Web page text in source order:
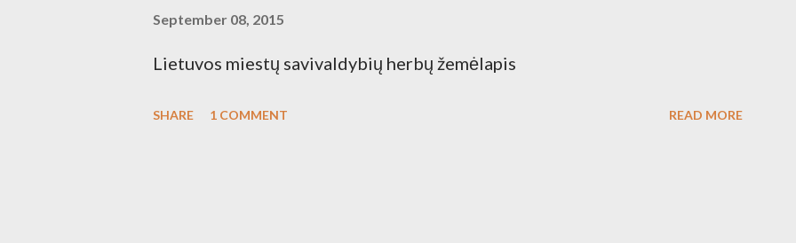
September 08, 2015
Lietuvos miestų savivaldybių herbų žemėlapis
SHARE 1 COMMENT READ MORE